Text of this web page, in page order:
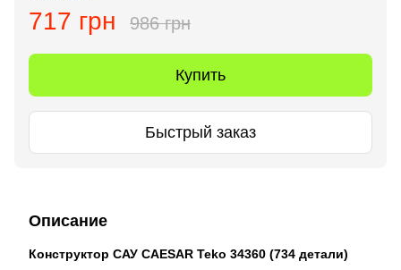
717 грн 986 грн
Купить
Быстрый заказ
Описание
Конструктор САУ CAESAR Teko 34360 (734 детали)